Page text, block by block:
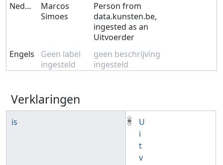
Nederlands
Marcos
Simoes
Person from
data.kunsten.be,
ingested as an
Uitvoerder
Engels
Geen label
ingesteld
geen beschrijving
ingesteld
Verklaringen
is
U
i
t
v